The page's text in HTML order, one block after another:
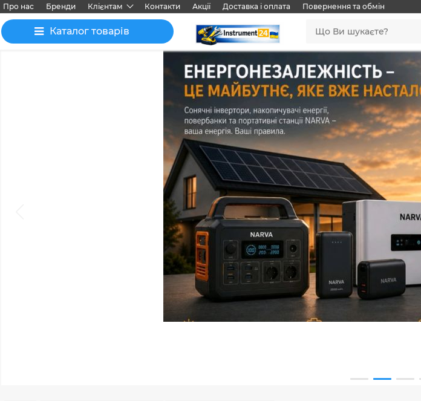
Про нас Бренди Клієнтам Контакти Акції Доставка і оплата Повернення та обмін
Каталог товарів